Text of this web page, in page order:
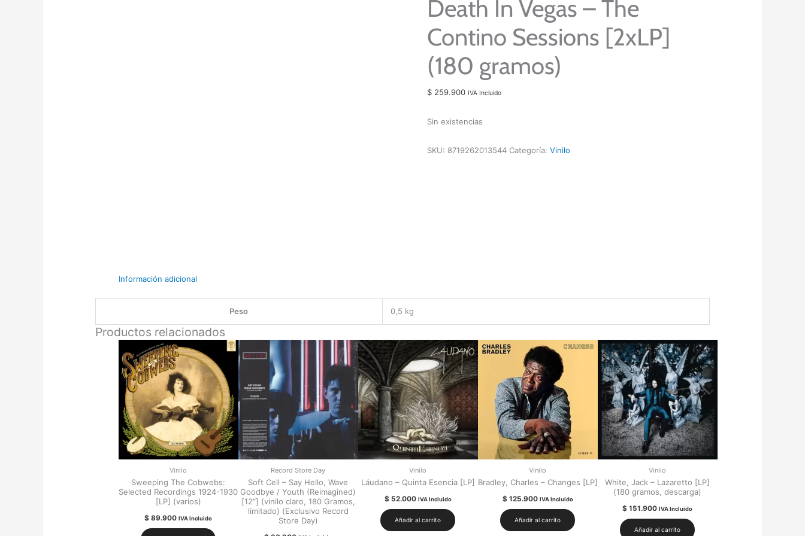
Death In Vegas – The
Contino Sessions [2xLP]
(180 gramos)
$ 259.900 IVA Incluido
Sin existencias
SKU: 8719262013544 Categoría:Vinilo
Información adicional
Peso 0,5 kg
Productos relacionados
Vinilo
Sweeping The Cobwebs:
Selected Recordings 1924-1930
[LP] (varios)
$ 89.900 IVA Incluido
Record Store Day
Soft Cell – Say Hello, Wave
Goodbye / Youth (Reimagined)
[12″] (vinilo claro, 180 Gramos,
limitado) (Exclusivo Record
Store Day)
Vinilo
Láudano – Quinta Esencia [LP]
$52.000 IVA Incluido
Añadir al carrito
Vinilo
Bradley, Charles – Changes [LP]
$125.900 IVA Incluido
Añadir al carrito
Vinilo
White, Jack – Lazaretto [LP]
(180 gramos, descarga)
$ 151.900 IVA Incluido
Añadir al carrito